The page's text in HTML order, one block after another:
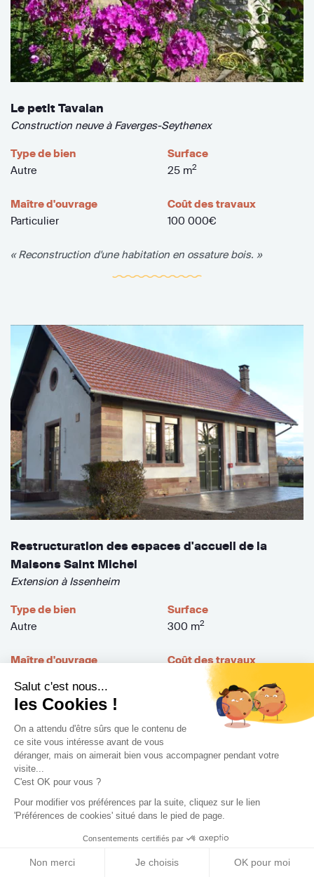
Salut c'est nous...
les Cookies !
On a attendu d'être sûrs que le contenu de
ce site vous intéresse avant de vous
déranger, mais on aimerait bien vous accompagner pendant votre
visite...
C'est OK pour vous ?
Pour modifier vos préférences par la suite, cliquez sur le lien
'Préférences de cookies' situé dans le pied de page.
Consentements certifiés par
Non merci Je choisis OK pour moi
Le petit Tavalan
Construction neuve à Faverges-Seythenex
Type de bien
Autre
Surface
25 m2
Maître d'ouvrage
Particulier
Coût des travaux
100 000€
« Reconstruction d'une habitation en ossature bois. »
Restructuration des espaces d'accueil de la
Maisons Saint Michel
Extension à Issenheim
Type de bien
Autre
Surface
300 m2
Maître d'ouvrage
Coût des travaux
800 000€
« Nouveaux espaces d'accueil pour la maison Saint Michel
afin de recevoir les... »